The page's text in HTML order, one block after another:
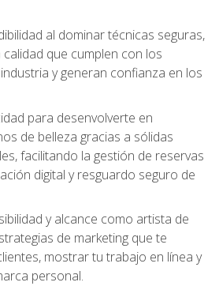
al dominar técnicas seguras,
que cumplen con los
y generan confianza en los
para desenvolverte en
de belleza gracias a sólidas
facilitando la gestión de reservas
digital y resguardo seguro de
y alcance como artista de
de marketing que te
mostrar tu trabajo en línea y
personal.